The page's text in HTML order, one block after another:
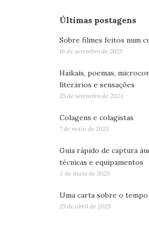
Últimas postagens
Sobre filmes feitos num
16 de setembro de 2025
Haikais, poemas,
literários e sensações
25 de setembro de 2023
Colagens e colagistas
7 de maio de 2023
Guia rápido de captura
técnicas e equipamentos
3 de maio de 2023
Uma carta sobre o tempo
25 de abril de 2023